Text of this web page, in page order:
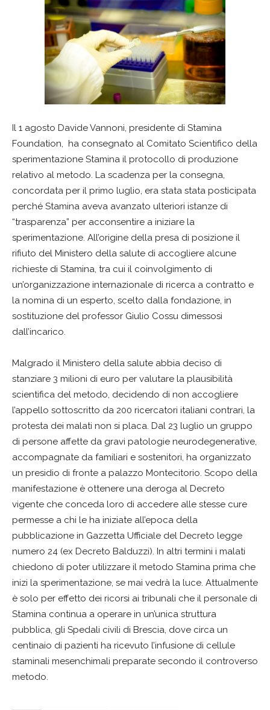
Il 1 agosto Davide Vannoni, presidente di Stamina
Foundation, ha consegnato al Comitato Scientifico della
sperimentazione Stamina il protocollo di produzione
relativo al metodo. La scadenza per la consegna,
concordata per il primo luglio, era stata stata posticipata
perché Stamina aveva avanzato ulteriori istanze di
“trasparenza” per acconsentire a iniziare la
sperimentazione. All’origine della presa di posizione il
rifiuto del Ministero della salute di accogliere alcune
richieste di Stamina, tra cui il coinvolgimento di
un’organizzazione internazionale di ricerca a contratto e
la nomina di un esperto, scelto dalla fondazione, in
sostituzione del professor Giulio Cossu dimessosi
dall’incarico.
Malgrado il Ministero della salute abbia deciso di
stanziare 3 milioni di euro per valutare la plausibilità
scientifica del metodo, decidendo di non accogliere
l’appello sottoscritto da 200 ricercatori italiani contrari, la
protesta dei malati non si placa. Dal 23 luglio un gruppo
di persone affette da gravi patologie neurodegenerative,
accompagnate da familiari e sostenitori, ha organizzato
un presidio di fronte a palazzo Montecitorio. Scopo della
manifestazione è ottenere una deroga al Decreto
vigente che conceda loro di accedere alle stesse cure
permesse a chi le ha iniziate all’epoca della
pubblicazione in Gazzetta Ufficiale del Decreto legge
numero 24 (ex Decreto Balduzzi). In altri termini i malati
chiedono di poter utilizzare il metodo Stamina prima che
inizi la sperimentazione, se mai vedrà la luce. Attualmente
è solo per effetto dei ricorsi ai tribunali che il personale di
Stamina continua a operare in un’unica struttura
pubblica, gli Spedali civili di Brescia, dove circa un
centinaio di pazienti ha ricevuto l’infusione di cellule
staminali mesenchimali preparate secondo il controverso
metodo.